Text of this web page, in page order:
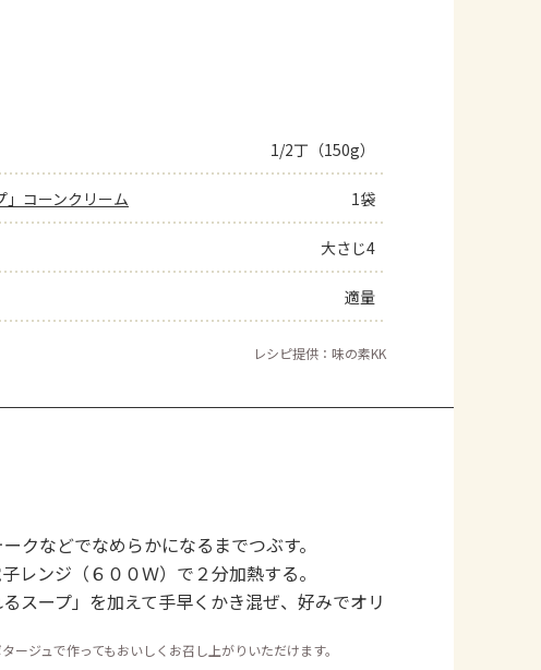
1/2丁（150g）
」コーンクリーム 1袋
大さじ4
適量
レシピ提供：味の素KK
クなどでなめらかになるまでつぶす。
レンジ（６００Ｗ）で２分加熱する。
スープ」を加えて手早くかき混ぜ、好みでオリ
ジュで作ってもおいしくお召し上がりいただけます。